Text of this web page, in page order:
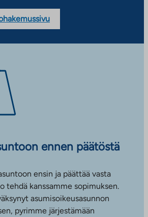
ennen päätöstä
ensin ja päättää vasta
tehdä kanssamme sopimuksen.
asumisoikeusasunnon
pyrimme järjestämään